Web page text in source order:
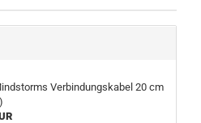
Verbindungskabel 20 cm